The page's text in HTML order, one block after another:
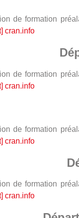
de formation
cran.info
de formation
cran.info
de formation
cran.info
de formation
cran.info